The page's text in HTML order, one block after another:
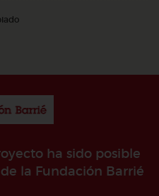
ha sido posible
la Fundación Barrié